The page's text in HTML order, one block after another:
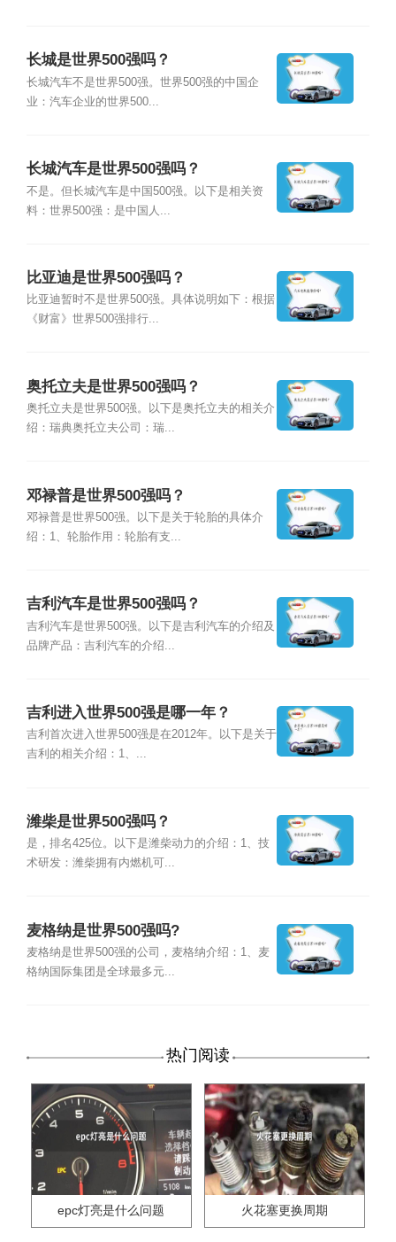
长城是世界500强吗？
长城汽车不是世界500强。世界500强的中国企
业：汽车企业的世界500...
长城汽车是世界500强吗？
不是。但长城汽车是中国500强。以下是相关资
料：世界500强：是中国人...
比亚迪是世界500强吗？
比亚迪暂时不是世界500强。具体说明如下：根据
《财富》世界500强排行...
奥托立夫是世界500强吗？
奥托立夫是世界500强。以下是奥托立夫的相关介
绍：瑞典奥托立夫公司：瑞...
邓禄普是世界500强吗？
邓禄普是世界500强。以下是关于轮胎的具体介
绍：1、轮胎作用：轮胎有支...
吉利汽车是世界500强吗？
吉利汽车是世界500强。以下是吉利汽车的介绍及
品牌产品：吉利汽车的介绍...
吉利进入世界500强是哪一年？
吉利首次进入世界500强是在2012年。以下是关于
吉利的相关介绍：1、...
潍柴是世界500强吗？
是，排名425位。以下是潍柴动力的介绍：1、技
术研发：潍柴拥有内燃机可...
麦格纳是世界500强吗?
麦格纳是世界500强的公司，麦格纳介绍：1、麦
格纳国际集团是全球最多元...
热门阅读
epc灯亮是什么问题 火花塞更换周期